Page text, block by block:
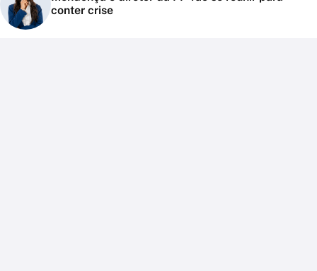
conter crise